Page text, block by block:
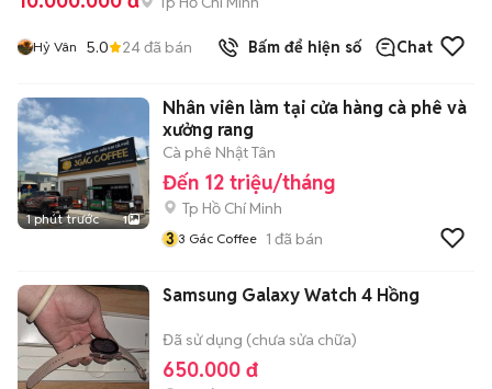
Hỷ Vân 5.0 24đã bán Bấm để hiện số Chat
1 phút trước 1
Nhân viên làm tại cửa hàng cà phê và
xưởng rang
Cà phê Nhật Tân
Đến 12 triệu/tháng
Tp Hồ Chí Minh
3 3 Gác Coffee 1 đã bán
Samsung Galaxy Watch 4 Hồng
Đã sử dụng (chưa sửa chữa)
650.000 đ